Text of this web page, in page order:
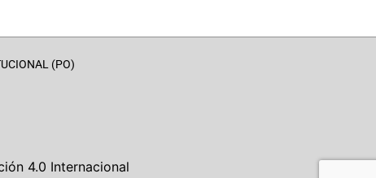
(PO)
4.0 Internacional